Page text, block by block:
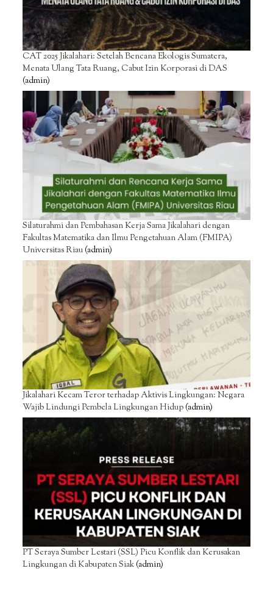
CAT 2025 Jikalahari: Setelah Bencana Ekologis Sumatera,
Menata Ulang Tata Ruang, Cabut Izin Korporasi di DAS
(admin)
Silaturahmi dan Pembahasan Kerja Sama Jikalahari dengan
Fakultas Matematika dan Ilmu Pengetahuan Alam (FMIPA)
Universitas Riau(admin)
Jikalahari Kecam Teror terhadap Aktivis Lingkungan: Negara
Wajib Lindungi Pembela Lingkungan Hidup(admin)
PT Seraya Sumber Lestari (SSL) Picu Konflik dan Kerusakan
Lingkungan di Kabupaten Siak(admin)